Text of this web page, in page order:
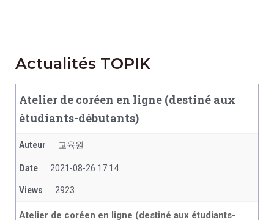
Actualités TOPIK
Atelier de coréen en ligne (destiné aux
étudiants-débutants)
Auteur 교육원
Date 2021-08-26 17:14
Views 2923
Atelier de coréen en ligne (destiné aux étudiants-